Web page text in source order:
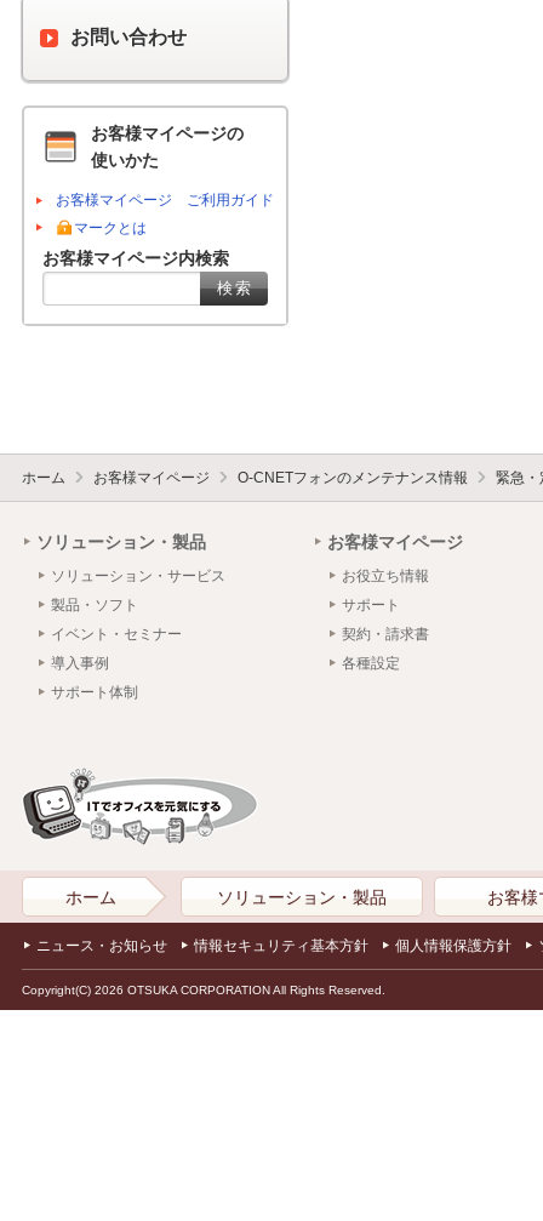
お問い合わせ
お客様マイページの
使いかた
お客様マイページ ご利用ガイド
マークとは
お客様マイページ内検索
ホーム お客様マイページ O-CNETフォンのメンテナンス情報 緊急・
ソリューション・製品
ソリューション・サービス
製品・ソフト
イベント・セミナー
導入事例
サポート体制
お客様マイページ
お役立ち情報
サポート
契約・請求書
各種設定
ホーム ソリューション・製品 お客様
ニュース・お知らせ 情報セキュリティ基本方針 個人情報保護方針
Copyright(C) 2026 OTSUKA CORPORATION All Rights Reserved.